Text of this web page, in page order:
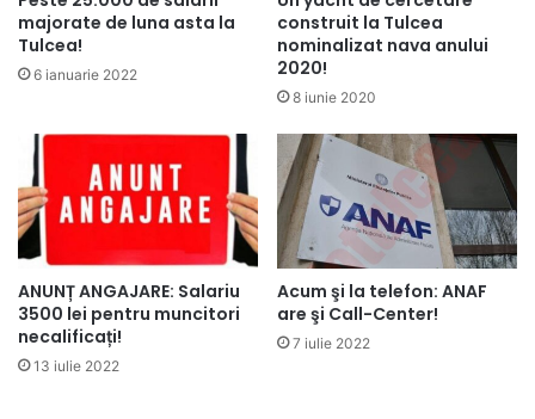
majorate de luna asta la
Tulcea!
6 ianuarie 2022
construit la Tulcea
nominalizat nava anului
2020!
8 iunie 2020
ANUNȚ ANGAJARE: Salariu
3500 lei pentru muncitori
necalificați!
13 iulie 2022
Acum şi la telefon: ANAF
are şi Call-Center!
7 iulie 2022